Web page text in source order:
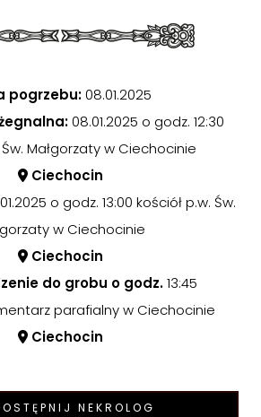
pogrzebu:08.01.2025
08.01.2025 o godz. 12:30
Małgorzaty w Ciechocinie
Ciechocin
o godz. 13:00 kościół p.w. Św.
w Ciechocinie
Ciechocin
do grobu o godz.13:45
parafialny w Ciechocinie
Ciechocin
NEKROLOG